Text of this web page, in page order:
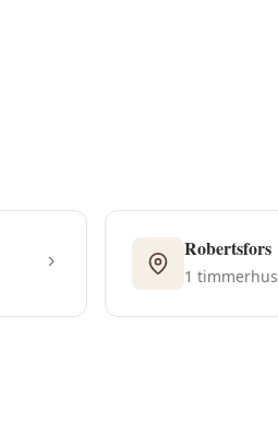
Robertsfors
1 timmerhus